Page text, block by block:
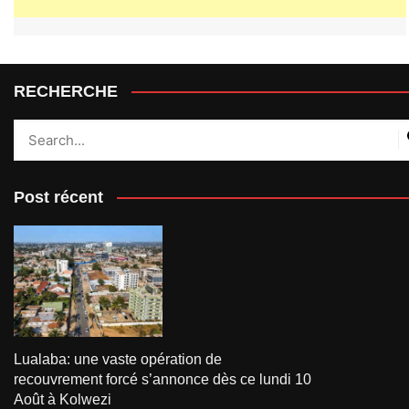
RECHERCHE
Post récent
Lualaba: une vaste opération de
recouvrement forcé s’annonce dès ce lundi 10
Août à Kolwezi